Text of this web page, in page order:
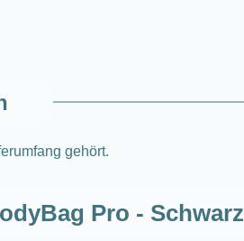
gehört.
Pro - Schwarz